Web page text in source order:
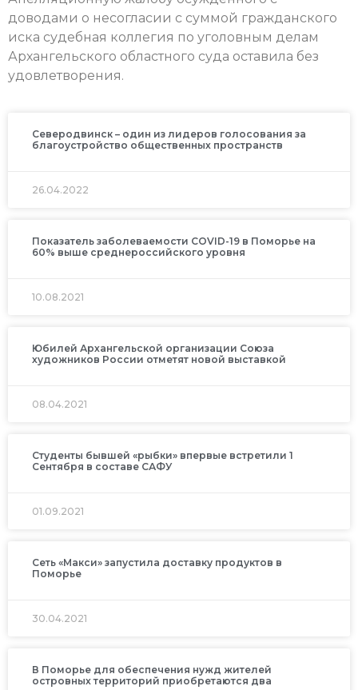
доводами о несогласии с суммой гражданского
иска судебная коллегия по уголовным делам
Архангельского областного суда оставила без
удовлетворения.
Северодвинск – один из лидеров голосования за
благоустройство общественных пространств
26.04.2022
Показатель заболеваемости COVID-19 в Поморье на
60% выше среднероссийского уровня
10.08.2021
Юбилей Архангельской организации Союза
художников России отметят новой выставкой
08.04.2021
Студенты бывшей «рыбки» впервые встретили 1
Сентября в составе САФУ
01.09.2021
Сеть «Макси» запустила доставку продуктов в
Поморье
30.04.2021
В Поморье для обеспечения нужд жителей
островных территорий приобретаются два